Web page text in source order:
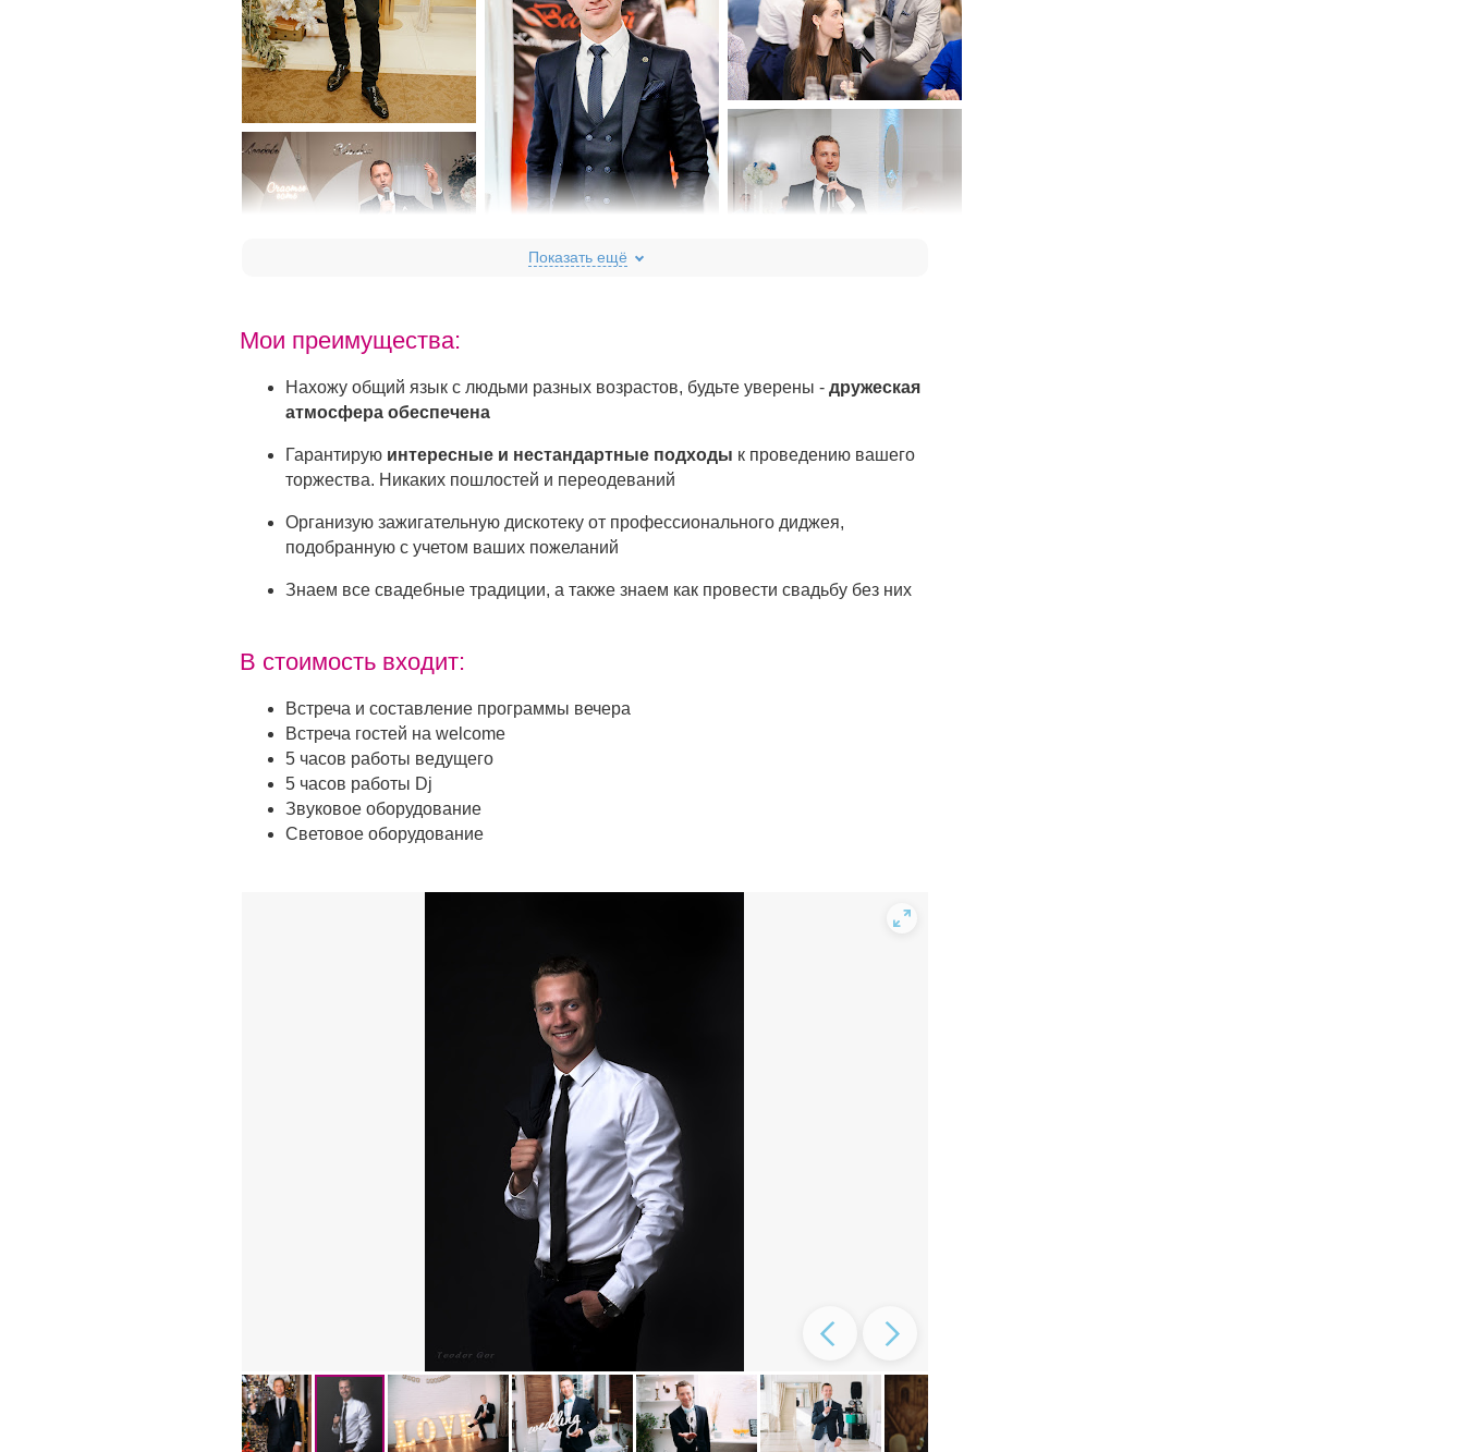
Мои преимущества:
Нахожу общий язык с людьми разных возрастов, будьте уверены - дружеская
атмосфера обеспечена
Гарантирую интересные и нестандартные подходы к проведению вашего
торжества. Никаких пошлостей и переодеваний
Организую зажигательную дискотеку от профессионального диджея,
подобранную с учетом ваших пожеланий
Знаем все свадебные традиции, а также знаем как провести свадьбу без них
В стоимость входит:
Встреча и составление программы вечера
Встреча гостей на welcome
5 часов работы ведущего
5 часов работы Dj
Звуковое оборудование
Световое оборудование